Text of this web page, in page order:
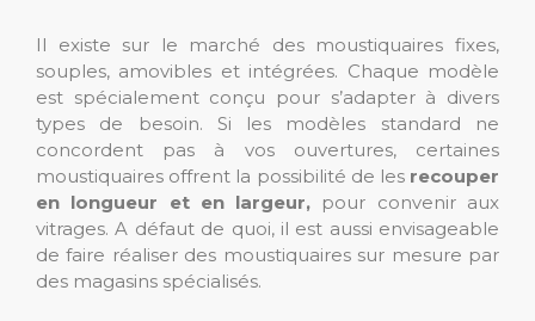
Il existe sur le marché des moustiquaires fixes,
souples, amovibles et intégrées. Chaque modèle
est spécialement conçu pour s’adapter à divers
types de besoin. Si les modèles standard ne
concordent pas à vos ouvertures, certaines
moustiquaires offrent la possibilité de les recouper
en longueur et en largeur, pour convenir aux
vitrages. A défaut de quoi, il est aussi envisageable
de faire réaliser des moustiquaires sur mesure par
des magasins spécialisés.